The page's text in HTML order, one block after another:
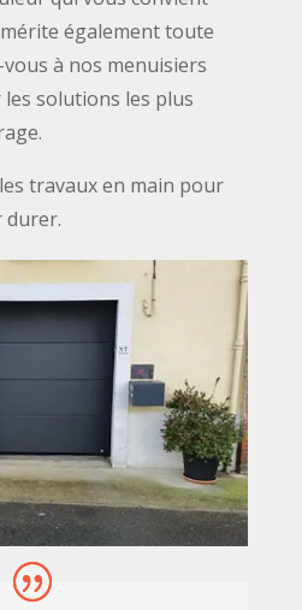
également toute
à nos menuisiers
solutions les plus
travaux en main pour
durer.